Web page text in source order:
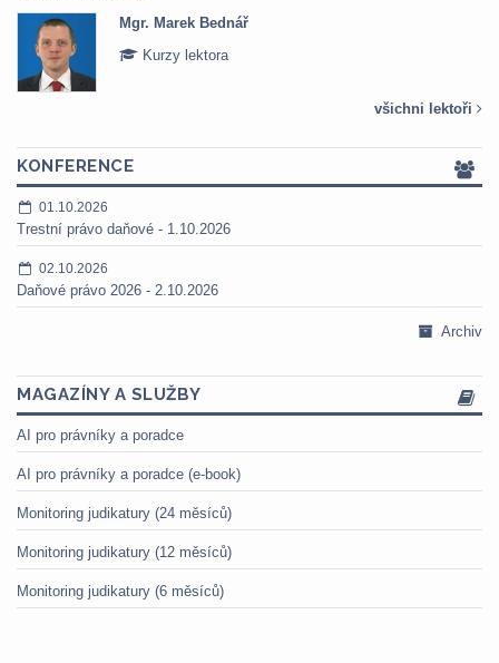
Mgr. Marek Bednář
Kurzy lektora
všichni lektoři
KONFERENCE
01.10.2026
Trestní právo daňové - 1.10.2026
02.10.2026
Daňové právo 2026 - 2.10.2026
Archiv
MAGAZÍNY A SLUŽBY
AI pro právníky a poradce
AI pro právníky a poradce (e-book)
Monitoring judikatury (24 měsíců)
Monitoring judikatury (12 měsíců)
Monitoring judikatury (6 měsíců)